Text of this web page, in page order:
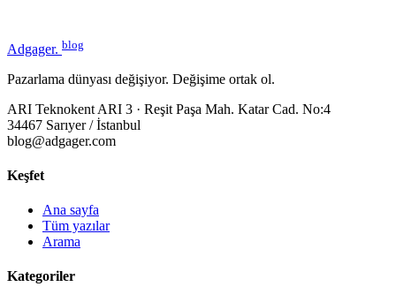
Adgager. blog
Pazarlama dünyası değişiyor. Değişime ortak ol.
ARI Teknokent ARI 3 · Reşit Paşa Mah. Katar Cad. No:4
34467 Sarıyer / İstanbul
blog@adgager.com
Keşfet
Ana sayfa
Tüm yazılar
Arama
Kategoriler